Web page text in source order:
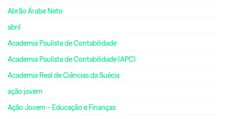
Abrão Árabe Neto
abril
Academia Paulista de Contabilidade
Academia Paulista de Contabilidade (APC)
Academia Real de Ciências da Suécia
ação jovem
Ação Jovem – Educação e Finanças